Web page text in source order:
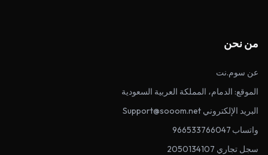
من نحن
عن سوم.نت
الموقع: الدمام، المملكة العربية السعودية
البريد الإلكتروني Support@sooom.net
واتساب 966533766047
سجل تجاري 2050134107